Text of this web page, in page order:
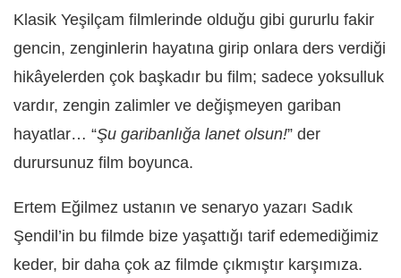
Klasik Yeşilçam filmlerinde olduğu gibi gururlu fakir
gencin, zenginlerin hayatına girip onlara ders verdiği
hikâyelerden çok başkadır bu film; sadece yoksulluk
vardır, zengin zalimler ve değişmeyen gariban
hayatlar… “Şu garibanlığa lanet olsun!” der
durursunuz film boyunca.
Ertem Eğilmez ustanın ve senaryo yazarı Sadık
Şendil’in bu filmde bize yaşattığı tarif edemediğimiz
keder, bir daha çok az filmde çıkmıştır karşımıza.